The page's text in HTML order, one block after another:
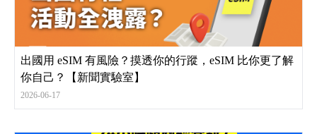
出國用 eSIM 有風險？摸透你的行蹤，eSIM 比你更了解
你自己？【新聞實驗室】
2026-06-17